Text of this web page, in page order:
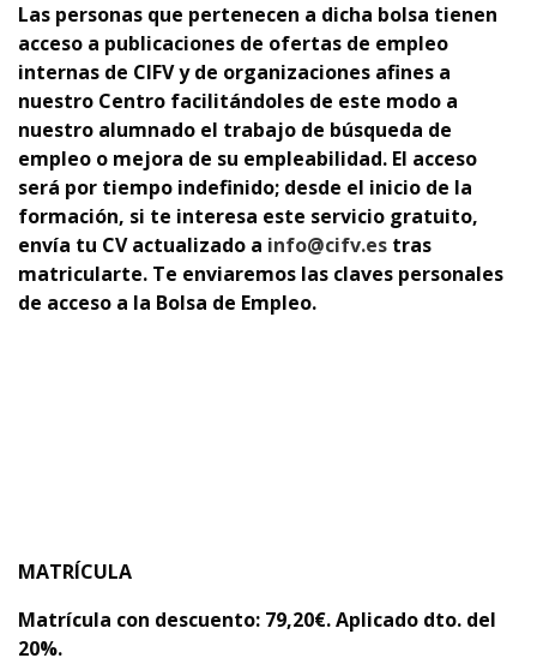
Las personas que pertenecen a dicha bolsa tienen
acceso a publicaciones de ofertas de empleo
internas de CIFV y de organizaciones afines a
nuestro Centro facilitándoles de este modo a
nuestro alumnado el trabajo de búsqueda de
empleo o mejora de su empleabilidad. El acceso
será por tiempo indefinido; desde el inicio de la
formación, si te interesa este servicio gratuito,
envía tu CV actualizado a info@cifv.es tras
matricularte. Te enviaremos las claves personales
de acceso a la Bolsa de Empleo.
MATRÍCULA
Matrícula con descuento: 79,20€. Aplicado dto. del
20%.